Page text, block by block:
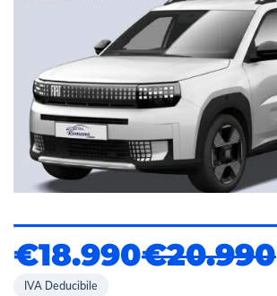
€18.990€20.990
IVA Deducibile